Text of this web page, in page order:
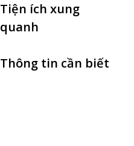
Tiện ích xung
quanh
Thông tin cần biết